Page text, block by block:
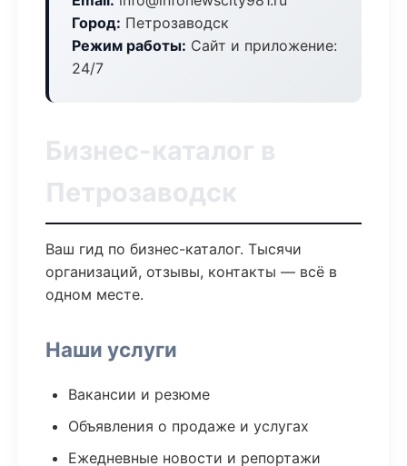
Город: Петрозаводск
Режим работы: Сайт и приложение:
24/7
Бизнес-каталог в
Петрозаводск
Ваш гид по бизнес-каталог. Тысячи
организаций, отзывы, контакты — всё в
одном месте.
Наши услуги
Вакансии и резюме
Объявления о продаже и услугах
Ежедневные новости и репортажи